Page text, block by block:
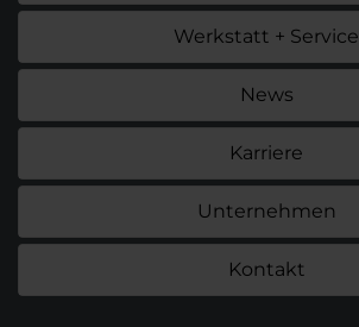
Werkstatt + Service
News
Karriere
Unternehmen
Kontakt